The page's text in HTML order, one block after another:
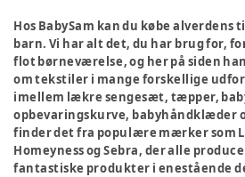
Hos BabySam kan du købe alverdens
barn. Vi har alt det, du har brug for,
flot børneværelse, og her på siden
om tekstiler i mange forskellige
imellem lækre sengesæt, tæpper,
opbevaringskurve, babyhåndklæder
finder det fra populære mærker som
Homeyness og Sebra, der alle
fantastiske produkter i enestående